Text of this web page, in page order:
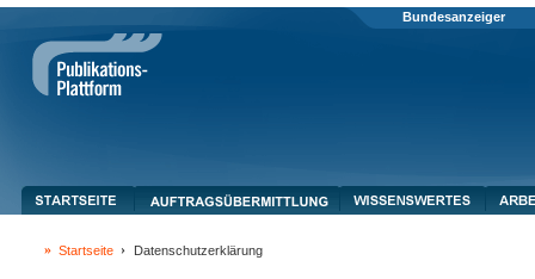
Bundesanzeiger
Startseite Datenschutzerklärung